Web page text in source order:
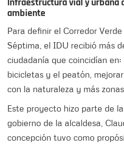
ambiente
Para definir el Corredor
Séptima, el IDU recibió más
ciudadanía que coincidían en:
bicicletas y el peatón,
con la naturaleza y más
Este proyecto hizo parte de
gobierno de la alcaldesa,
concepción tuvo como